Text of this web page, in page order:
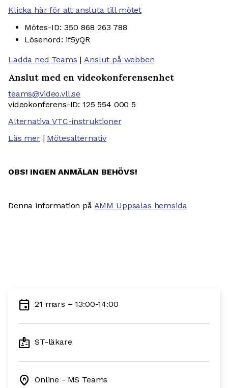
Klicka här för att ansluta till mötet
Mötes-ID: 350 868 263 788
Lösenord: if5yQR
Ladda ned Teams |Anslut på webben
Anslut med en videokonferensenhet
teams@video.vll.se
videokonferens-ID: 125 554 000 5
Alternativa VTC-instruktioner
Läs mer| Mötesalternativ
OBS! INGEN ANMÄLAN BEHÖVS!
Denna information på AMM Uppsalas hemsida
event 21 mars – 13:00-14:00
badge ST-läkare
home_pin Online - MS Teams